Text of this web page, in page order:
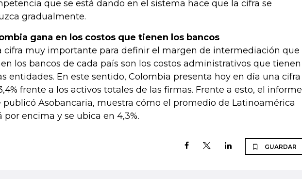
que se está dando en el sistema hace que la cifra se
gradualmente.
gana en los costos que tienen los bancos
cifra muy importante para definir el margen de intermediación que
los bancos de cada país son los costos administrativos que tienen
entidades. En este sentido, Colombia presenta hoy en día una cifra
frente a los activos totales de las firmas. Frente a esto, el informe
publicó Asobancaria, muestra cómo el promedio de Latinoamérica
por encima y se ubica en 4,3%.
GUARDAR